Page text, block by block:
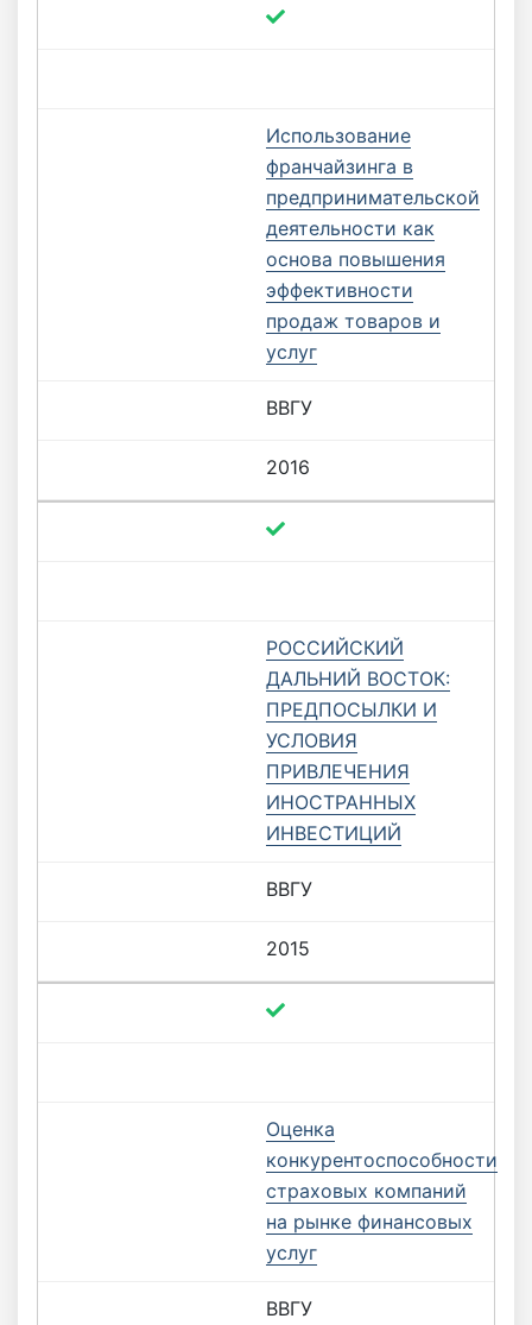
Использование
франчайзинга в
предпринимательской
деятельности как
основа повышения
эффективности
продаж товаров и
услуг
ВВГУ
2016
РОССИЙСКИЙ
ДАЛЬНИЙ ВОСТОК:
ПРЕДПОСЫЛКИ И
УСЛОВИЯ
ПРИВЛЕЧЕНИЯ
ИНОСТРАННЫХ
ИНВЕСТИЦИЙ
ВВГУ
2015
Оценка
конкурентоспособности
страховых компаний
на рынке финансовых
услуг
ВВГУ